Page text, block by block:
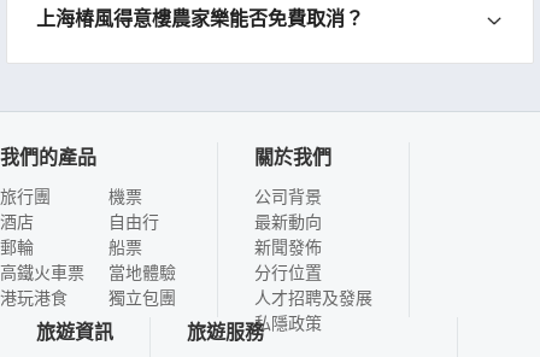
上海椿風得意樓農家樂能否免費取消？
我們的產品
旅行團
酒店
郵輪
高鐵火車票
港玩港食
機票
自由行
船票
當地體驗
獨立包團
關於我們
公司背景
最新動向
新聞發佈
分行位置
人才招聘及發展
私隱政策
旅遊資訊 旅遊服務